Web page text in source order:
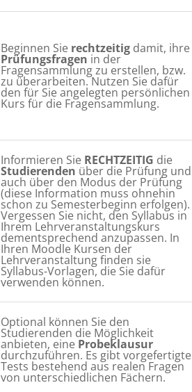
Beginnen Sie rechtzeitig damit, ihre
Prüfungsfragen in der
Fragensammlung zu erstellen, bzw.
zu überarbeiten. Nutzen Sie dafür
den für Sie angelegten persönlichen
Kurs für die Fragensammlung.
Informieren Sie RECHTZEITIG die
Studierenden über die Prüfung und
auch über den Modus der Prüfung
(diese Information muss ohnehin
schon zu Semesterbeginn erfolgen).
Vergessen Sie nicht, den Syllabus in
Ihrem Lehrveranstaltungskurs
dementsprechend anzupassen. In
Ihren Moodle Kursen der
Lehrveranstaltung finden sie
Syllabus-Vorlagen, die Sie dafür
verwenden können.
Optional können Sie den
Studierenden die Möglichkeit
anbieten, eine Probeklausur
durchzuführen. Es gibt vorgefertigte
Tests bestehend aus realen Fragen
von unterschiedlichen Fächern.